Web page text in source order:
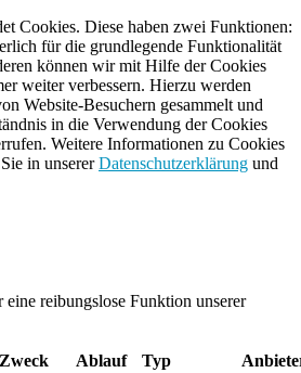
Cookies. Diese haben zwei Funktionen:
für die grundlegende Funktionalität
können wir mit Hilfe der Cookies
weiter verbessern. Hierzu werden
Website-Besuchern gesammelt und
in die Verwendung der Cookies
Weitere Informationen zu Cookies
in unsererDatenschutzerklärung und
reibungslose Funktion unserer
Zweck Ablauf Typ